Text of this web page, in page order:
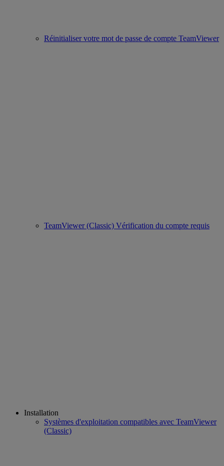
Réinitialiser votre mot de passe de compte TeamViewer
TeamViewer (Classic) Vérification du compte requis
Installation
Systèmes d'exploitation compatibles avec TeamViewer
(Classic)